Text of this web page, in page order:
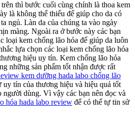
thì bước cuối cùng chính là thoa kem
là không thể thiếu để giúp cho da có
ngủ. Làn da của chúng ta vào ngày
màng. Ngoài ra ở bước này các bạn
loại kem chống lão hóa để giúp da luôn
lựa chọn các loại kem chống lão hóa
hiệu uy tín. Kem chống lão hóa
những sản phẩm tốt nhận được rất
kem dưỡng hada labo chống lão
uy tín của thương hiệu và hiệu quả tốt
người dùng. Vì vậy các bạn nên đọc và
hóa hada labo review để có thể tự tin sử